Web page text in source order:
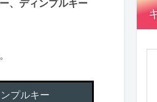
、ディンプルキー
プルキー